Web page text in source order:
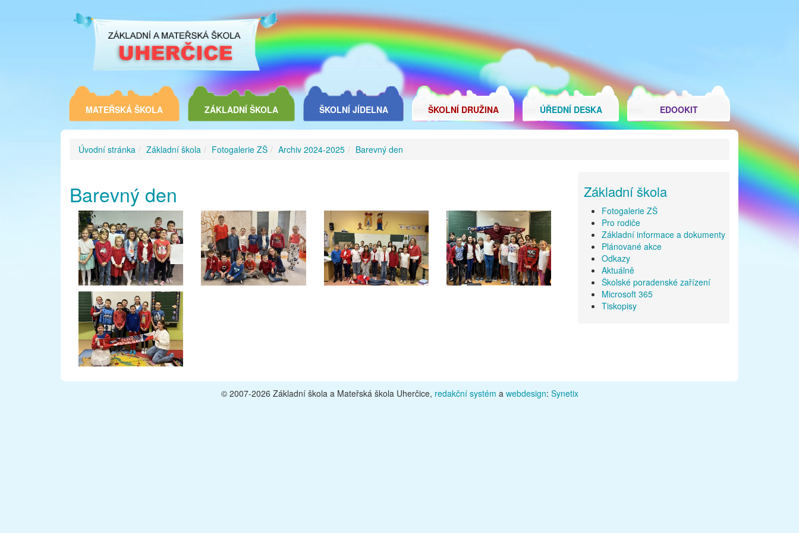
MATEŘSKÁ ŠKOLA ZÁKLADNÍ ŠKOLA ŠKOLNÍ JÍDELNA ŠKOLNÍ DRUŽINA ÚŘEDNÍ DESKA EDOOKIT
Úvodní stránka Základní škola Fotogalerie ZŠ Archiv 2024-2025 Barevný den
Základní škola
Fotogalerie ZŠ
Pro rodiče
Základní informace a dokumenty
Plánované akce
Odkazy
Aktuálně
Školské poradenské zařízení
Microsoft 365
Tiskopisy
Barevný den
© 2007-2026 Základní škola a Mateřská škola Uherčice, redakční systém a webdesign: Synetix